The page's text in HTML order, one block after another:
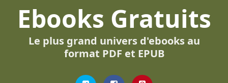
Ebooks Gratuits
Le plus grand univers d'ebooks au
format PDF et EPUB